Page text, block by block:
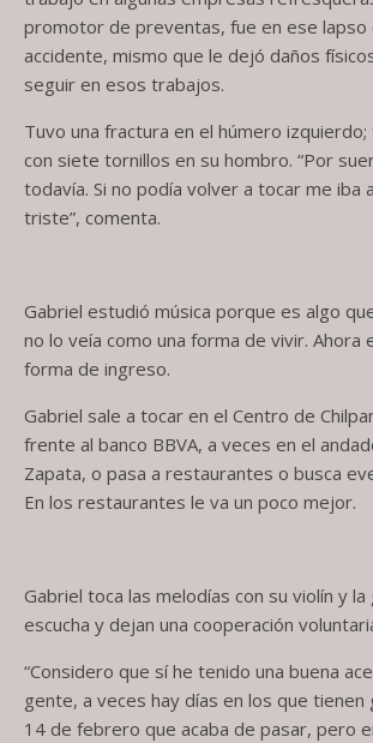
promotor de preventas, fue en ese lapso
accidente, mismo que le dejó daños
seguir en esos trabajos.
Tuvo una fractura en el húmero izquierdo;
con siete tornillos en su hombro. “Por
todavía. Si no podía volver a tocar me iba
triste”, comenta.
Gabriel estudió música porque es algo
no lo veía como una forma de vivir. Ahora
forma de ingreso.
Gabriel sale a tocar en el Centro de
frente al banco BBVA, a veces en el
Zapata, o pasa a restaurantes o busca
En los restaurantes le va un poco mejor.
Gabriel toca las melodías con su violín y
escucha y dejan una cooperación
“Considero que sí he tenido una buena
gente, a veces hay días en los que tienen
14 de febrero que acaba de pasar, pero